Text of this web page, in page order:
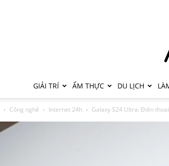
GIẢI TRÍ ẨM THỰC DU LỊCH
Công nghệ Internet 24h Galaxy S24 Ultra: Điện